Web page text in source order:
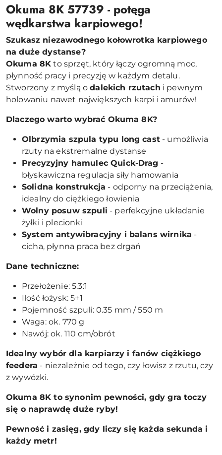
Okuma 8K 57739 - potęga
wędkarstwa karpiowego!
Szukasz niezawodnego kołowrotka karpiowego
na duże dystanse?
Okuma 8K to sprzęt, który łączy ogromną moc,
płynność pracy i precyzję w każdym detalu.
Stworzony z myślą odalekich rzutach i pewnym
holowaniu nawet największych karpi i amurów!
Dlaczego warto wybrać Okuma 8K?
Olbrzymia szpula typu long cast- umożliwia
rzuty na ekstremalne dystanse
Precyzyjny hamulec Quick-Drag -
błyskawiczna regulacja siły hamowania
Solidna konstrukcja - odporny na przeciążenia,
idealny do ciężkiego łowienia
Wolny posuw szpuli - perfekcyjne układanie
żyłki i plecionki
System antywibracyjny i balans wirnika -
cicha, płynna praca bez drgań
Dane techniczne:
Przełożenie: 5.3:1
Ilość łożysk: 5+1
Pojemność szpuli: 0.35 mm / 550 m
Waga: ok. 770 g
Nawój: ok. 110 cm/obrót
Idealny wybór dla karpiarzy i fanów ciężkiego
feedera - niezależnie od tego, czy łowisz z rzutu, czy
z wywózki.
Okuma 8K to synonim pewności, gdy gra toczy
się o naprawdę duże ryby!
Pewność i zasięg, gdy liczy się każda sekunda i
każdy metr!